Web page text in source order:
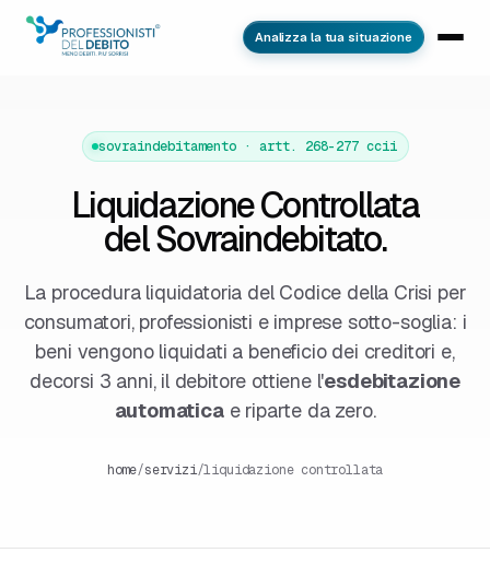
Analizza la tua situazione
sovraindebitamento · artt. 268-277 ccii
Liquidazione Controllata
del Sovraindebitato.
La procedura liquidatoria del Codice della Crisi per
consumatori, professionisti e imprese sotto-soglia: i
beni vengono liquidati a beneficio dei creditori e,
decorsi 3 anni, il debitore ottiene l'esdebitazione
automaticae riparte da zero.
home/servizi/liquidazione controllata